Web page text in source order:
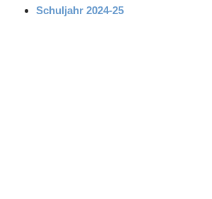
Schuljahr 2024-25